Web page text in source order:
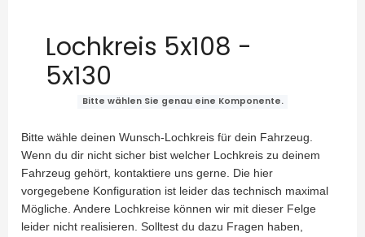
Lochkreis 5x108 -
5x130
Bitte wählen Sie genau eine Komponente.
Bitte wähle deinen Wunsch-Lochkreis für dein Fahrzeug.
Wenn du dir nicht sicher bist welcher Lochkreis zu deinem
Fahrzeug gehört, kontaktiere uns gerne. Die hier
vorgegebene Konfiguration ist leider das technisch maximal
Mögliche. Andere Lochkreise können wir mit dieser Felge
leider nicht realisieren. Solltest du dazu Fragen haben,